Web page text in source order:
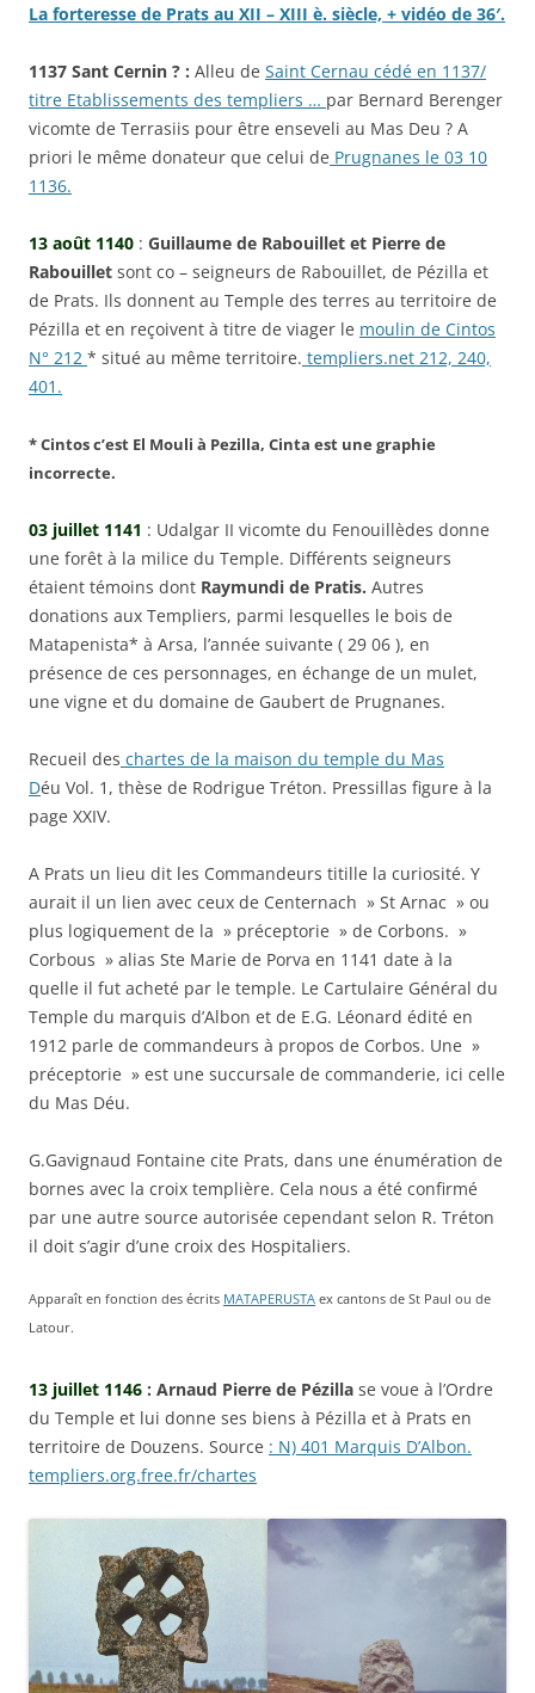
La forteresse de Prats au XII – XIII è. siècle, + vidéo de 36′.
1137 Sant Cernin ? : Alleu de Saint Cernau cédé en 1137/
titre Etablissements des templiers … par Bernard Berenger
vicomte de Terrasiis pour être enseveli au Mas Deu ? A
priori le même donateur que celui de Prugnanes le 03 10
1136.
13 août 1140 : Guillaume de Rabouillet et Pierre de
Rabouillet sont co – seigneurs de Rabouillet, de Pézilla et
de Prats. Ils donnent au Temple des terres au territoire de
Pézilla et en reçoivent à titre de viager le moulin de Cintos
N° 212 * situé au même territoire. templiers.net 212, 240,
401.
* Cintos c’est El Mouli à Pezilla, Cinta est une graphie
incorrecte.
03 juillet 1141 : Udalgar II vicomte du Fenouillèdes donne
une forêt à la milice du Temple. Différents seigneurs
étaient témoins dont Raymundi de Pratis. Autres
donations aux Templiers, parmi lesquelles le bois de
Matapenista* à Arsa, l’année suivante ( 29 06 ), en
présence de ces personnages, en échange de un mulet,
une vigne et du domaine de Gaubert de Prugnanes.
Recueil des chartes de la maison du temple du Mas
Déu Vol. 1, thèse de Rodrigue Tréton. Pressillas figure à la
page XXIV.
A Prats un lieu dit les Commandeurs titille la curiosité. Y
aurait il un lien avec ceux de Centernach » St Arnac » ou
plus logiquement de la » préceptorie » de Corbons. »
Corbous » alias Ste Marie de Porva en 1141 date à la
quelle il fut acheté par le temple. Le Cartulaire Général du
Temple du marquis d’Albon et de E.G. Léonard édité en
1912 parle de commandeurs à propos de Corbos. Une »
préceptorie » est une succursale de commanderie, ici celle
du Mas Déu.
G.Gavignaud Fontaine cite Prats, dans une énumération de
bornes avec la croix templière. Cela nous a été confirmé
par une autre source autorisée cependant selon R. Tréton
il doit s’agir d’une croix des Hospitaliers.
Apparaît en fonction des écrits MATAPERUSTA ex cantons de St Paul ou de
Latour.
13 juillet 1146 : Arnaud Pierre de Pézilla se voue à l’Ordre
du Temple et lui donne ses biens à Pézilla et à Prats en
territoire de Douzens. Source : N) 401 Marquis D’Albon.
templiers.org.free.fr/chartes